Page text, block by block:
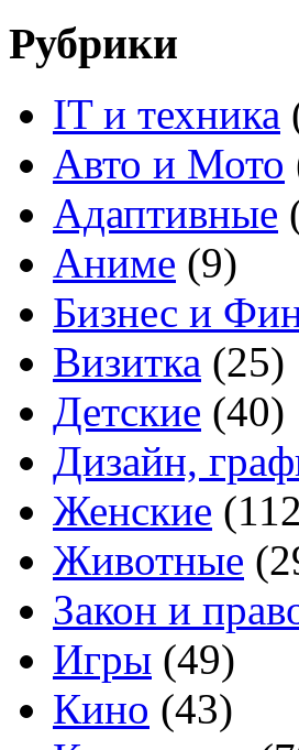
Рубрики
IT и техника
Авто и Мото
Адаптивные
Аниме (9)
Бизнес и
Визитка (25)
Детские (40)
Дизайн,
Женские
Животные
Закон и
Игры (49)
Кино (43)